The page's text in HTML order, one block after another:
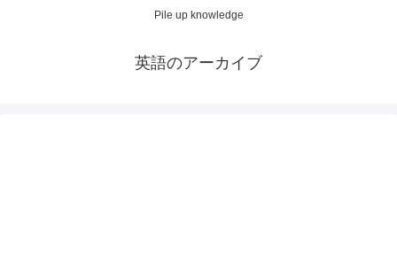
Pile up knowledge
英語のアーカイブ